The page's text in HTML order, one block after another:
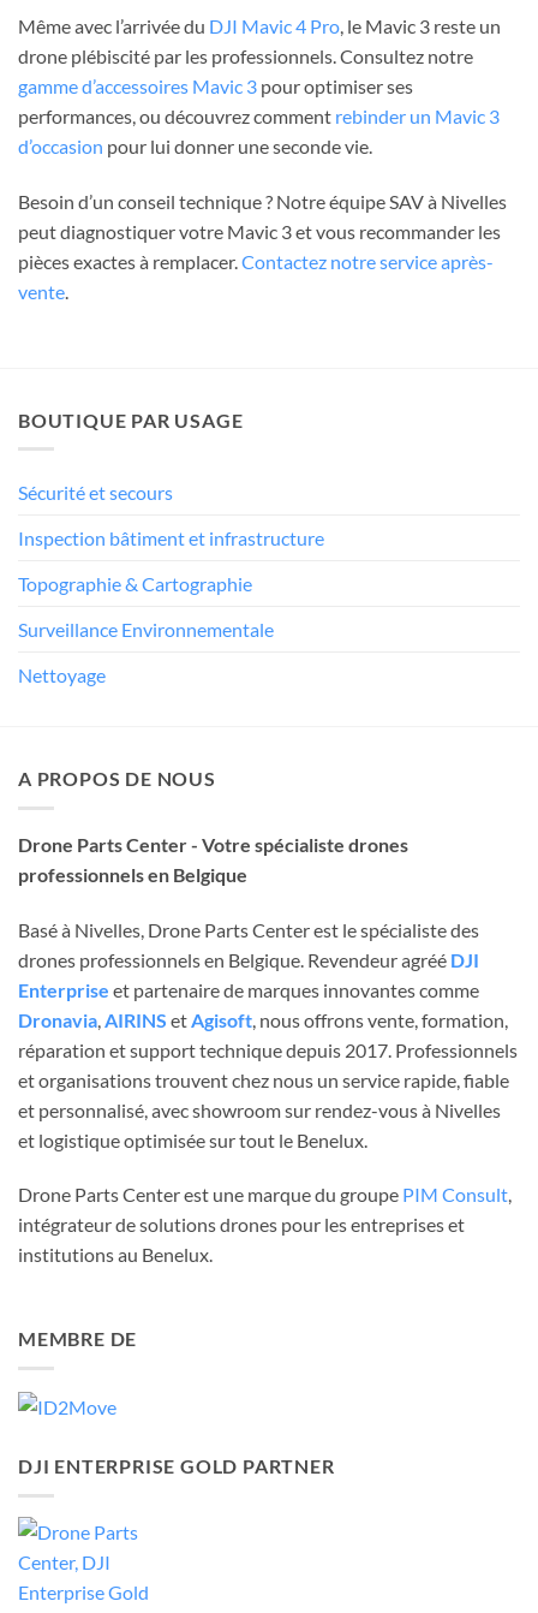
Même avec l’arrivée du DJI Mavic 4 Pro, le Mavic 3 reste un
drone plébiscité par les professionnels. Consultez notre
gamme d’accessoires Mavic 3 pour optimiser ses
performances, ou découvrez comment rebinder un Mavic 3
d’occasion pour lui donner une seconde vie.
Besoin d’un conseil technique ? Notre équipe SAV à Nivelles
peut diagnostiquer votre Mavic 3 et vous recommander les
pièces exactes à remplacer.Contactez notre service après-
vente.
BOUTIQUE PAR USAGE
Sécurité et secours
Inspection bâtiment et infrastructure
Topographie & Cartographie
Surveillance Environnementale
Nettoyage
A PROPOS DE NOUS
Drone Parts Center - Votre spécialiste drones
professionnels en Belgique
Basé à Nivelles, Drone Parts Center est le spécialiste des
drones professionnels en Belgique. Revendeur agréé DJI
Enterprise et partenaire de marques innovantes comme
Dronavia AIRINS et Agisoft , nous offrons vente, formation,
réparation et support technique depuis 2017. Professionnels
et organisations trouvent chez nous un service rapide, fiable
et personnalisé, avec showroom sur rendez-vous à Nivelles
et logistique optimisée sur tout le Benelux.
Drone Parts Center est une marque du groupe PIM Consult,
intégrateur de solutions drones pour les entreprises et
institutions au Benelux.
MEMBRE DE
DJI ENTERPRISE GOLD PARTNER